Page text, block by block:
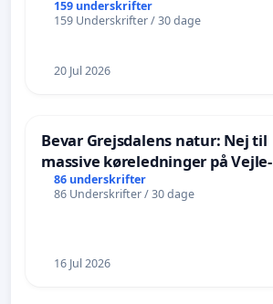
159 underskrifter
159 Underskrifter / 30 dage
20 Jul 2026
Bevar Grejsdalens natur: Nej til
massive køreledninger på Vejle-
Struer-banen
86 underskrifter
86 Underskrifter / 30 dage
16 Jul 2026